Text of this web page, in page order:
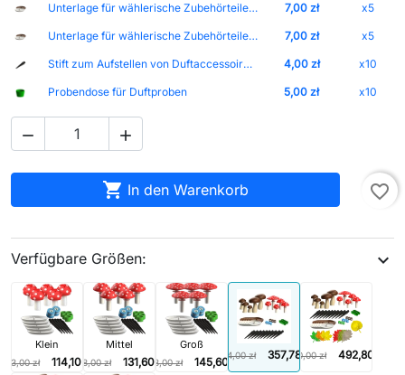
Unterlage für wählerische Zubehörteile Farbe-Braun 7,00 zł x5
Unterlage für wählerische Zubehörteile Farbe-Weiß 7,00 zł x5
Stift zum Aufstellen von Duftaccessoires auf dem Rasen 4,00 zł x10
Probendose für Duftproben 5,00 zł x10
 
 In den Warenkorb favorite_border
Verfügbare Größen: expand_more
Klein
163,00 zł 114,10 zł
Mittel
188,00 zł 131,60 zł
Groß
208,00 zł 145,60 zł
534,00 zł 357,78 zł
770,00 zł 492,80 zł